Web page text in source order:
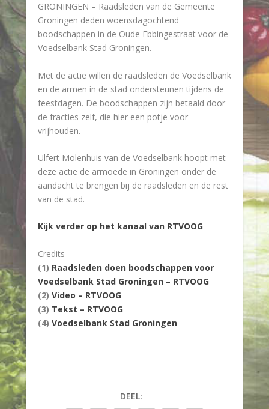
GRONINGEN – Raadsleden van de Gemeente
Groningen deden woensdagochtend
boodschappen in de Oude Ebbingestraat voor de
Voedselbank Stad Groningen.
Met de actie willen de raadsleden de Voedselbank
en de armen in de stad ondersteunen tijdens de
feestdagen. De boodschappen zijn betaald door
de fracties zelf, die hier een potje voor
vrijhouden.
Ulfert Molenhuis van de Voedselbank hoopt met
deze actie de armoede in Groningen onder de
aandacht te brengen bij de raadsleden en de rest
van de stad.
Kijk verder op het kanaal van RTVOOG
Credits
(1) Raadsleden doen boodschappen voor
Voedselbank Stad Groningen – RTVOOG
(2) Video – RTVOOG
(3) Tekst – RTVOOG
(4) Voedselbank Stad Groningen
DEEL: